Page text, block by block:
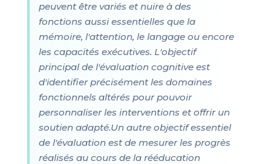
peuvent être variés et nuire à des
fonctions aussi essentielles que la
mémoire, l'attention, le langage ou encore
les capacités exécutives. L'objectif
principal de l'évaluation cognitive est
d'identifier précisément les domaines
fonctionnels altérés pour pouvoir
personnaliser les interventions et offrir un
soutien adapté.Un autre objectif essentiel
de l'évaluation est de mesurer les progrès
réalisés au cours de la rééducation